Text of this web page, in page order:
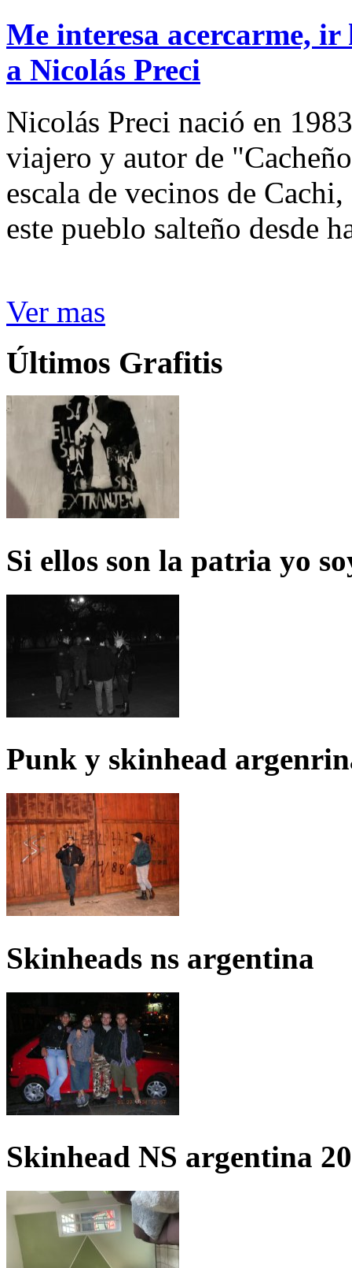
Me interesa acercarme,
a Nicolás Preci
Nicolás Preci nació en
viajero y autor de
escala de vecinos de
este pueblo salteño desde
Ver mas
Últimos Grafitis
Si ellos son la patria yo
Punk y skinhead
Skinheads ns argentina
Skinhead NS argentina